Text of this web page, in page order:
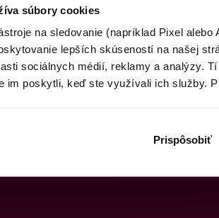
súbory cookies
na sledovanie (napríklad Pixel
lepších skúseností na našej
sociálnych médií, reklamy a analýzy.
im poskytli, keď ste využívali ich služby.
Prispôsobiť